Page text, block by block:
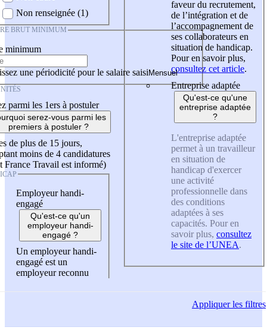
Non renseignée (1)
BRUT MINIMUM
minimum
une périodicité pour le salaire saisi
parmi les 1ers à postuler
serez-vous parmi les
premiers à postuler ?
de plus de 15 jours,
moins de 4 candidatures
France Travail est informé)
Employeur handi-
engagé
Qu'est-ce qu'un
employeur handi-
engagé ?
Un employeur handi-
engagé est un
employeur reconnu
faveur du recrutement,
de l’intégration et de
l’accompagnement de
ses collaborateurs en
situation de handicap.
Pour en savoir plus,
consultez cet article.
Entreprise adaptée
Qu'est-ce qu'une
entreprise adaptée
?
L'entreprise adaptée
permet à un travailleur
en situation de
handicap d'exercer
une activité
professionnelle dans
des conditions
adaptées à ses
capacités. Pour en
savoir plus, consultez
le site de l’UNEA.
Appliquerles filtres